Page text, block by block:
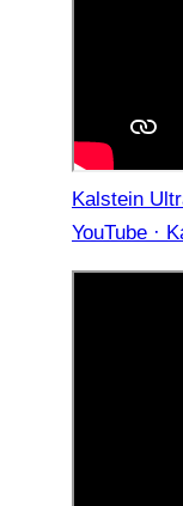
Kalstein
YouTube ·